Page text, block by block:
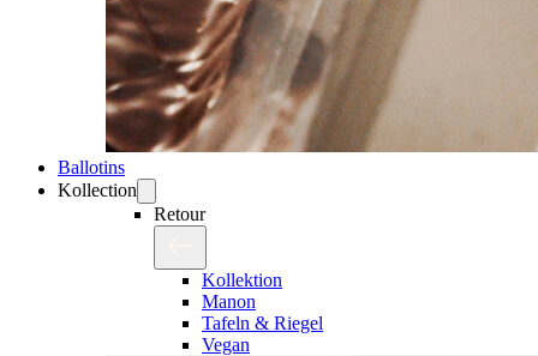
Ballotins
Kollection
Retour
Kollektion
Manon
Tafeln & Riegel
Vegan